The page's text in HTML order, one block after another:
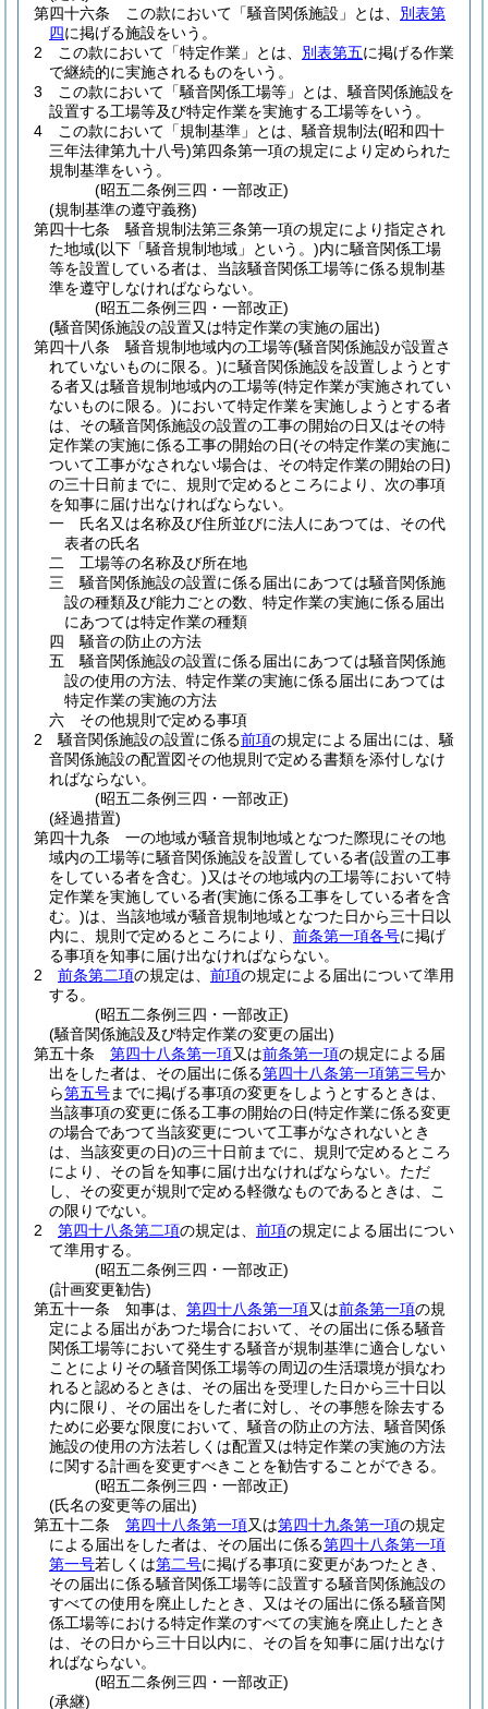
第四十六条
この款において「騒音関係施設」とは、 別表第
四に掲げる施設をいう。
2
この款において「特定作業」とは、 別表第五に掲げる作業
で継続的に実施されるものをいう。
3
この款において「騒音関係工場等」とは、騒音関係施設を
設置する工場等及び特定作業を実施する工場等をいう。
4
この款において「規制基準」とは、騒音規制法(昭和四十
三年法律第九十八号)第四条第一項の規定により定められた
規制基準をいう。
(昭五二条例三四・一部改正)
(規制基準の遵守義務)
第四十七条
騒音規制法第三条第一項の規定により指定され
た地域(以下「騒音規制地域」という。)内に騒音関係工場
等を設置している者は、当該騒音関係工場等に係る規制基
準を遵守しなければならない。
(昭五二条例三四・一部改正)
(騒音関係施設の設置又は特定作業の実施の届出)
第四十八条
騒音規制地域内の工場等(騒音関係施設が設置さ
れていないものに限る。)に騒音関係施設を設置しようとす
る者又は騒音規制地域内の工場等(特定作業が実施されてい
ないものに限る。)において特定作業を実施しようとする者
は、その騒音関係施設の設置の工事の開始の日又はその特
定作業の実施に係る工事の開始の日(その特定作業の実施に
ついて工事がなされない場合は、その特定作業の開始の日)
の三十日前までに、規則で定めるところにより、次の事項
を知事に届け出なければならない。
一
氏名又は名称及び住所並びに法人にあつては、その代
表者の氏名
二
工場等の名称及び所在地
三
騒音関係施設の設置に係る届出にあつては騒音関係施
設の種類及び能力ごとの数、特定作業の実施に係る届出
にあつては特定作業の種類
四
騒音の防止の方法
五
騒音関係施設の設置に係る届出にあつては騒音関係施
設の使用の方法、特定作業の実施に係る届出にあつては
特定作業の実施の方法
六
その他規則で定める事項
2
騒音関係施設の設置に係る前項の規定による届出には、騒
音関係施設の配置図その他規則で定める書類を添付しなけ
ればならない。
(昭五二条例三四・一部改正)
(経過措置)
第四十九条
一の地域が騒音規制地域となつた際現にその地
域内の工場等に騒音関係施設を設置している者(設置の工事
をしている者を含む。)又はその地域内の工場等において特
定作業を実施している者(実施に係る工事をしている者を含
む。)は、当該地域が騒音規制地域となつた日から三十日以
内に、規則で定めるところにより、 前条第一項各号に掲げ
る事項を知事に届け出なければならない。
2
前条第二項の規定は、 前項の規定による届出について準用
する。
(昭五二条例三四・一部改正)
(騒音関係施設及び特定作業の変更の届出)
第五十条
第四十八条第一項又は前条第一項の規定による届
出をした者は、その届出に係る第四十八条第一項第三号か
ら第五号までに掲げる事項の変更をしようとするときは、
当該事項の変更に係る工事の開始の日(特定作業に係る変更
の場合であつて当該変更について工事がなされないとき
は、当該変更の日)の三十日前までに、規則で定めるところ
により、その旨を知事に届け出なければならない。 ただ
し、その変更が規則で定める軽微なものであるときは、こ
の限りでない。
2
第四十八条第二項の規定は、 前項の規定による届出につい
て準用する。
(昭五二条例三四・一部改正)
(計画変更勧告)
第五十一条
知事は、 第四十八条第一項又は前条第一項の規
定による届出があつた場合において、その届出に係る騒音
関係工場等において発生する騒音が規制基準に適合しない
ことによりその騒音関係工場等の周辺の生活環境が損なわ
れると認めるときは、その届出を受理した日から三十日以
内に限り、その届出をした者に対し、その事態を除去する
ために必要な限度において、騒音の防止の方法、騒音関係
施設の使用の方法若しくは配置又は特定作業の実施の方法
に関する計画を変更すべきことを勧告することができる。
(昭五二条例三四・一部改正)
(氏名の変更等の届出)
第五十二条
第四十八条第一項又は第四十九条第一項の規定
による届出をした者は、その届出に係る第四十八条第一項
第一号若しくは第二号に掲げる事項に変更があつたとき、
その届出に係る騒音関係工場等に設置する騒音関係施設の
すべての使用を廃止したとき、又はその届出に係る騒音関
係工場等における特定作業のすべての実施を廃止したとき
は、その日から三十日以内に、その旨を知事に届け出なけ
ればならない。
(昭五二条例三四・一部改正)
(承継)